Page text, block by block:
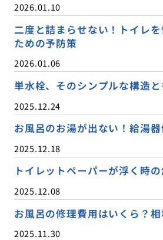
2026.01.10
二度と詰まらせない！トイレ
ための予防策
2026.01.06
単水栓、そのシンプルな構造
2025.12.24
お風呂のお湯が出ない！給湯
2025.12.18
トイレットペーパーが浮く時
2025.12.08
お風呂の修理費用はいくら？
2025.11.30